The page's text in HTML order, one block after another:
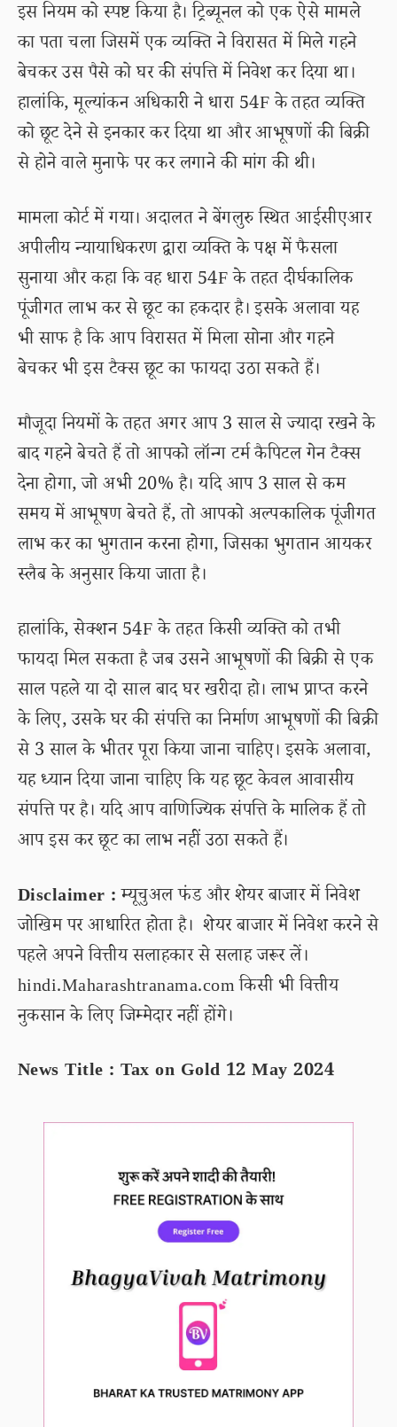
इस नियम को स्पष्ट किया है। ट्रिब्यूनल को एक ऐसे मामले
का पता चला जिसमें एक व्यक्ति ने विरासत में मिले गहने
बेचकर उस पैसे को घर की संपत्ति में निवेश कर दिया था।
हालांकि, मूल्यांकन अधिकारी ने धारा 54F के तहत व्यक्ति
को छूट देने से इनकार कर दिया था और आभूषणों की बिक्री
से होने वाले मुनाफे पर कर लगाने की मांग की थी।
मामला कोर्ट में गया। अदालत ने बेंगलुरु स्थित आईसीएआर
अपीलीय न्यायाधिकरण द्वारा व्यक्ति के पक्ष में फैसला
सुनाया और कहा कि वह धारा 54F के तहत दीर्घकालिक
पूंजीगत लाभ कर से छूट का हकदार है। इसके अलावा यह
भी साफ है कि आप विरासत में मिला सोना और गहने
बेचकर भी इस टैक्स छूट का फायदा उठा सकते हैं।
मौजूदा नियमों के तहत अगर आप 3 साल से ज्यादा रखने के
बाद गहने बेचते हैं तो आपको लॉन्ग टर्म कैपिटल गेन टैक्स
देना होगा, जो अभी 20% है। यदि आप 3 साल से कम
समय में आभूषण बेचते हैं, तो आपको अल्पकालिक पूंजीगत
लाभ कर का भुगतान करना होगा, जिसका भुगतान आयकर
स्लैब के अनुसार किया जाता है।
हालांकि, सेक्शन 54F के तहत किसी व्यक्ति को तभी
फायदा मिल सकता है जब उसने आभूषणों की बिक्री से एक
साल पहले या दो साल बाद घर खरीदा हो। लाभ प्राप्त करने
के लिए, उसके घर की संपत्ति का निर्माण आभूषणों की बिक्री
से 3 साल के भीतर पूरा किया जाना चाहिए। इसके अलावा,
यह ध्यान दिया जाना चाहिए कि यह छूट केवल आवासीय
संपत्ति पर है। यदि आप वाणिज्यिक संपत्ति के मालिक हैं तो
आप इस कर छूट का लाभ नहीं उठा सकते हैं।
Disclaimer :म्यूचुअल फंड और शेयर बाजार में निवेश
जोखिम पर आधारित होता है। शेयर बाजार में निवेश करने से
पहले अपने वित्तीय सलाहकार से सलाह जरूर लें।
hindi.Maharashtranama.com किसी भी वित्तीय
नुकसान के लिए जिम्मेदार नहीं होंगे।
News Title : Tax on Gold 12 May 2024